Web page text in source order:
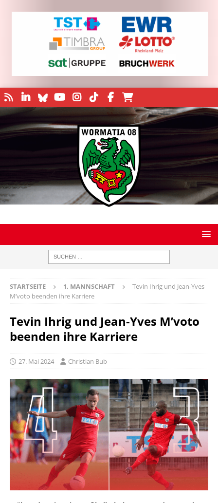
STARTSEITE 1. MANNSCHAFT
Tevin Ihrig und Jean-Yves
M’voto beenden ihre Karriere
Tevin Ihrig und Jean-Yves M’voto
beenden ihre Karriere
27. Mai 2024 Christian Bub